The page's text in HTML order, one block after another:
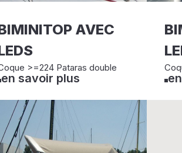
AVEC
>=224 Pataras double
en savoir plus